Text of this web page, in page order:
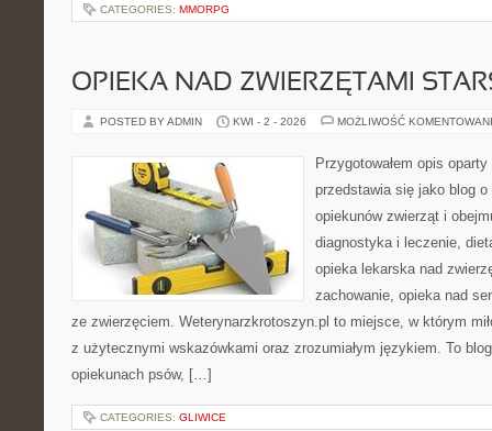
CATEGORIES: MMORPG
OPIEKA NAD ZWIERZĘTAMI
POSTED BY ADMIN KWI - 2 - 2026 MOŻLIWOŚĆ
Przygotowałem opis
przedstawia się jako blog
opiekunów zwierząt i
diagnostyka i leczenie,
opieka lekarska nad
zachowanie, opieka nad
ze zwierzęciem. Weterynarzkrotoszyn.pl to miejsce, w którym
z użytecznymi wskazówkami oraz zrozumiałym językiem. To
opiekunach psów, […]
CATEGORIES: GLIWICE